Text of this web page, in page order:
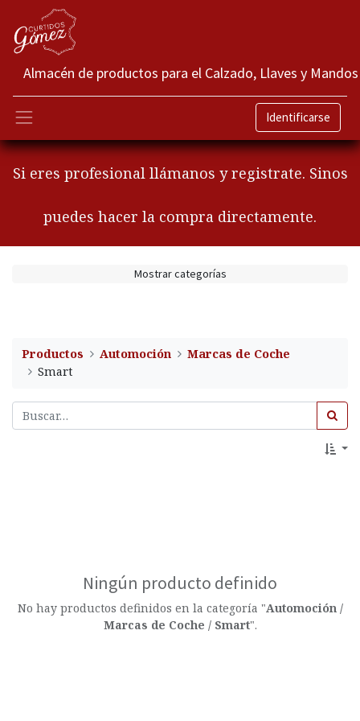
Almacén de productos para el Calzado, Llaves y Mandos
Identificarse
Si eres profesional llámanos y registrate. Sinos
puedes hacer la compra directamente.
Mostrar categorías
Productos Automoción
Marcas de Coche
Smart
Ningún producto definido
No hay productos definidos en la categoría "Automoción /
Marcas de Coche / Smart".